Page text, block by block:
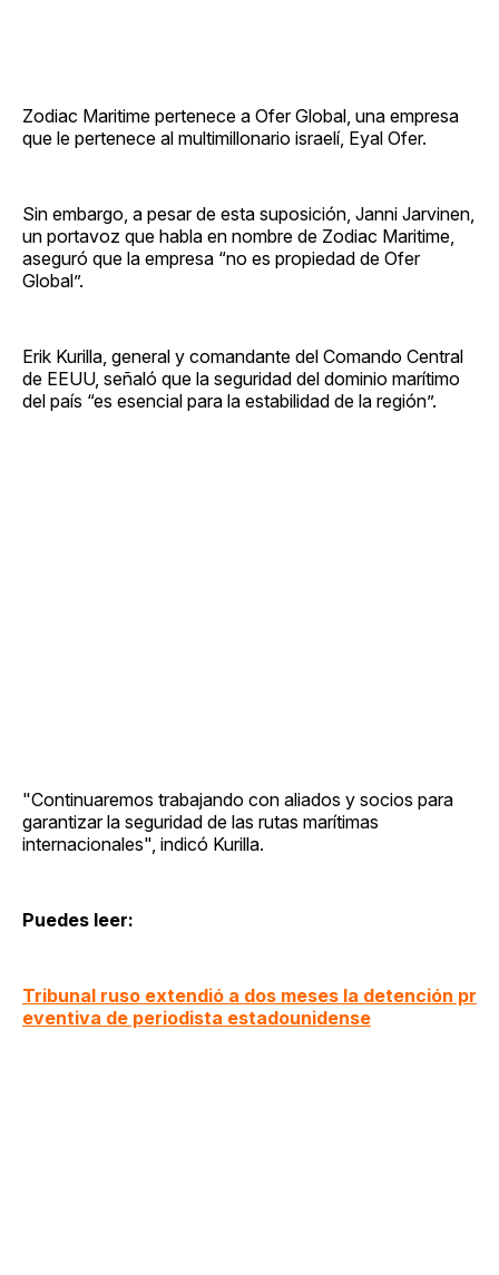
Zodiac Maritime pertenece a Ofer Global, una empresa
que le pertenece al multimillonario israelí, Eyal Ofer.
Sin embargo, a pesar de esta suposición, Janni Jarvinen,
un portavoz que habla en nombre de Zodiac Maritime,
aseguró que la empresa “no es propiedad de Ofer
Global”.
Erik Kurilla, general y comandante del Comando Central
de EEUU, señaló que la seguridad del dominio marítimo
del país “es esencial para la estabilidad de la región”.
"Continuaremos trabajando con aliados y socios para
garantizar la seguridad de las rutas marítimas
internacionales", indicó Kurilla.
Puedes leer:
Tribunal ruso extendió a dos meses la detención pr
eventiva de periodista estadounidense